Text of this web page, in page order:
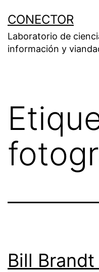
contenido
CONECTOR
Laboratorio de
información y
Bill